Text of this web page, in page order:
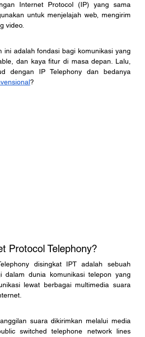
Internet Protocol (IP) yang sama
untuk menjelajah web, mengirim
video.
ini adalah fondasi bagi komunikasi yang
dan kaya fitur di masa depan. Lalu,
dengan IP Telephony dan bedanya
?
Protocol Telephony?
disingkat IPT adalah sebuah
dalam dunia komunikasi telepon yang
lewat berbagai multimedia suara
suara dikirimkan melalui media
switched telephone network lines